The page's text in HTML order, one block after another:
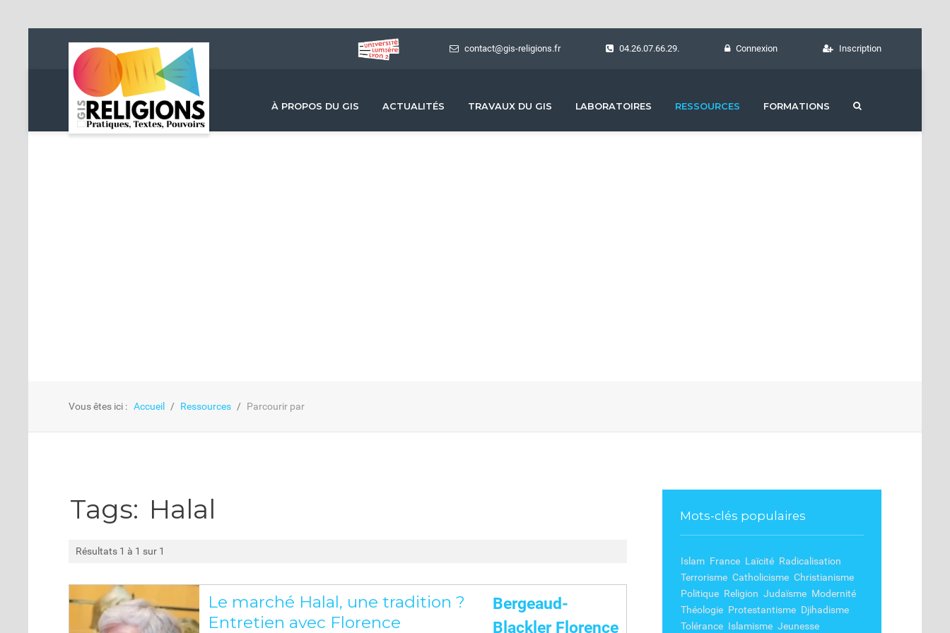
contact@gis-religions.fr 04.26.07.66.29. Connexion Inscription
À PROPOS DU GIS ACTUALITÉS TRAVAUX DU GIS LABORATOIRES RESSOURCES FORMATIONS
Vous êtes ici : Accueil Ressources Parcourir par
Tags: Halal
Résultats 1 à 1 sur 1
Le marché Halal, une tradition ?
Entretien avec Florence
Bergeaud-
Blackler Florence
Mots-clés populaires
Islam France Laïcité Radicalisation
Terrorisme Catholicisme Christianisme
Politique Religion Judaïsme Modernité
Théologie Protestantisme Djihadisme
Tolérance Islamisme Jeunesse